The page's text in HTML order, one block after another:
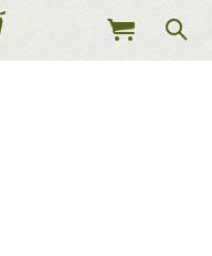
MEU